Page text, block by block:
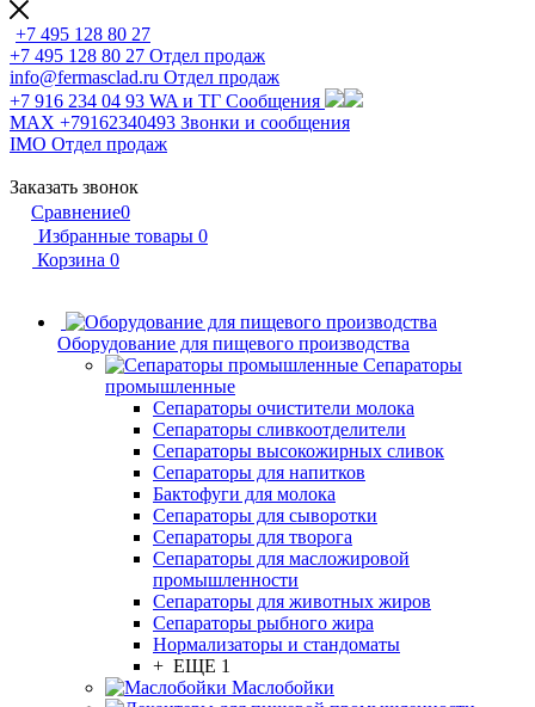
+7 495 128 80 27
+7 495 128 80 27 Отдел продаж
info@fermasclad.ru Отдел продаж
+7 916 234 04 93 WA и ТГ Сообщения
MAX +79162340493 Звонки и сообщения
IMO Отдел продаж
Заказать звонок
Сравнение0
Избранные товары 0
Корзина 0
Оборудование для пищевого производства
Сепараторы
промышленные
Сепараторы очистители молока
Сепараторы сливкоотделители
Сепараторы высокожирных сливок
Сепараторы для напитков
Бактофуги для молока
Сепараторы для сыворотки
Сепараторы для творога
Сепараторы для масложировой
промышленности
Сепараторы для животных жиров
Сепараторы рыбного жира
Нормализаторы и стандоматы
+ ЕЩЕ 1
Маслобойки